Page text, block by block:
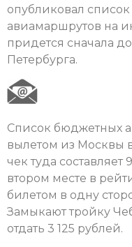
опубликовал
авиамаршрутов на
придется сначала
Петербурга.
Список бюджетных
вылетом из Москвы
чек туда составляет
втором месте в
билетом в одну
Замыкают тройку
отдать 3 125 рублей.